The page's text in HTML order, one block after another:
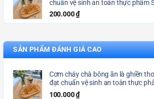
chuẩn vệ sinh an toàn thực phẩm
200.000₫
SẢN PHẨM ĐÁNH GIÁ CAO
Cơm cháy chà bông ăn là ghiền
đạt chuẩn vệ sinh an toàn thực
100.000₫